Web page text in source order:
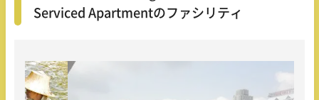
Serviced Apartmentのファシリティ